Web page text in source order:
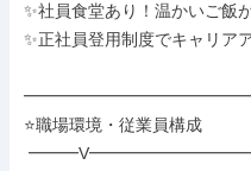
✨社員食堂あり！温かいご飯
✨正社員登用制度でキャリア
⭐職場環境・従業員構成